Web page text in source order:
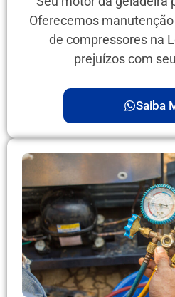
Oferecemos
de compressores na
prejuízos com
Saiba